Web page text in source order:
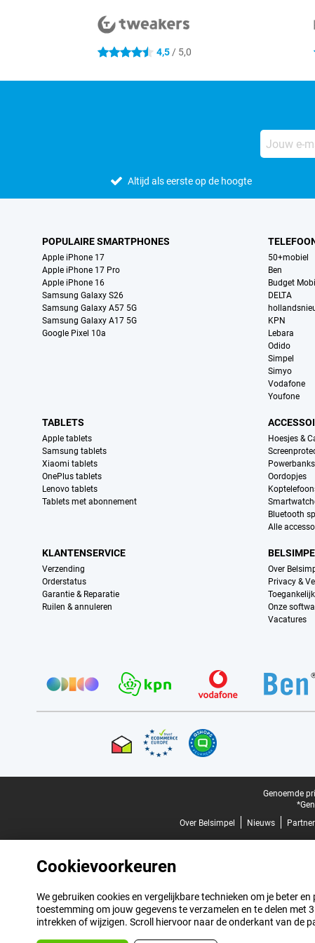
4.5 sterren 4,5/ 5,0
Altijd als eerste op de hoogte
POPULAIRE SMARTPHONES
Apple iPhone 17
Apple iPhone 17 Pro
Apple iPhone 16
Samsung Galaxy S26
Samsung Galaxy A57 5G
Samsung Galaxy A17 5G
Google Pixel 10a
50+mobiel
Ben
Budget
DELTA
KPN
Lebara
Odido
Simpel
Simyo
Vodafone
Youfone
TABLETS
Apple tablets
Samsung tablets
Xiaomi tablets
OnePlus tablets
Lenovo tablets
Tablets met abonnement
Hoesjes &
Powerbanks
Oordopjes
Bluetooth
Alle
KLANTENSERVICE
Verzending
Orderstatus
Garantie & Reparatie
Ruilen & annuleren
Over
Privacy &
Onze
Vacatures
Genoemde
Over Belsimpel
Nieuws
Cookievoorkeuren
We gebruiken cookies en vergelijkbare technieken om je beter
toestemming om jouw gegevens te verzamelen en te delen
intrekken of wijzigen. Scroll hiervoor naar de onderkant van de